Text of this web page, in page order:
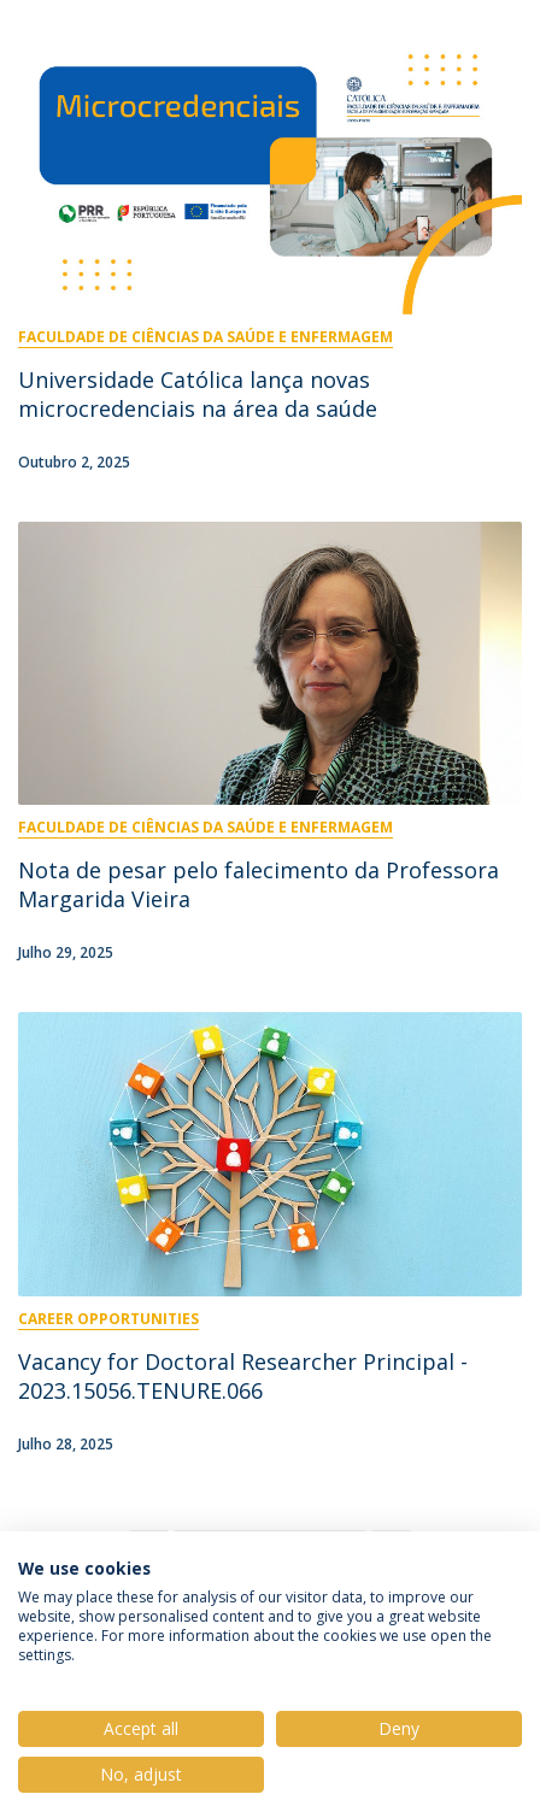
FACULDADE DE CIÊNCIAS DA SAÚDE E ENFERMAGEM
Universidade Católica lança novas
microcredenciais na área da saúde
Outubro 2, 2025
FACULDADE DE CIÊNCIAS DA SAÚDE E ENFERMAGEM
Nota de pesar pelo falecimento da Professora
Margarida Vieira
Julho 29, 2025
CAREER OPPORTUNITIES
Vacancy for Doctoral Researcher Principal -
2023.15056.TENURE.066
Julho 28, 2025
Política de Privacidade
Termos & Condições
We use cookies
We may place these for analysis of our visitor data, to improve our
website, show personalised content and to give you a great website
experience. For more information about the cookies we use open the
settings.
Accept all
Deny
No, adjust